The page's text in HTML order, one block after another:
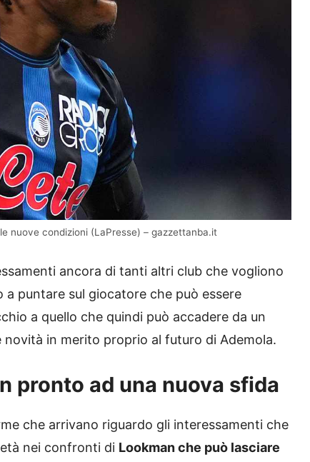
nuove condizioni (LaPresse) – gazzettanba.it
ancora di tanti altri club che vogliono
puntare sul giocatore che può essere
a quello che quindi può accadere da un
novità in merito proprio al futuro di Ademola.
pronto ad una nuova sfida
che arrivano riguardo gli interessamenti che
nei confronti di Lookman che può lasciare